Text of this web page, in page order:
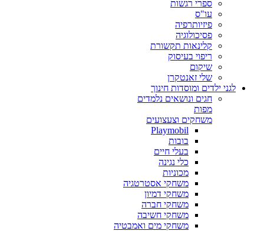
ספרי רגשות
עו"ס
פיזיותרפיה
פסיכולוגיה
קלינאות תקשורת
ריפוי בעיסוק
שיקום
שלי זאנטקרן
לגני ילדים ומוסדות חינוך
חגים ונושאים נלמדים
מפות
משחקים וצעצועים
Playmobil
בובות
בעלי חיים
כלי נגינה
מכוניות
משחקי אסטרטגיה
משחקי דמיון
משחקי חברה
משחקי חשיבה
משחקי מים ואמבטיה